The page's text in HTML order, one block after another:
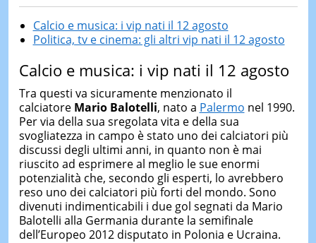
Calcio e musica: i vip nati il 12 agosto
Politica, tv e cinema: gli altri vip nati il 12 agosto
Calcio e musica: i vip nati il 12 agosto
Tra questi va sicuramente menzionato il
calciatore Mario Balotelli, nato a Palermo nel 1990.
Per via della sua sregolata vita e della sua
svogliatezza in campo è stato uno dei calciatori più
discussi degli ultimi anni, in quanto non è mai
riuscito ad esprimere al meglio le sue enormi
potenzialità che, secondo gli esperti, lo avrebbero
reso uno dei calciatori più forti del mondo. Sono
divenuti indimenticabili i due gol segnati da Mario
Balotelli alla Germania durante la semifinale
dell’Europeo 2012 disputato in Polonia e Ucraina.